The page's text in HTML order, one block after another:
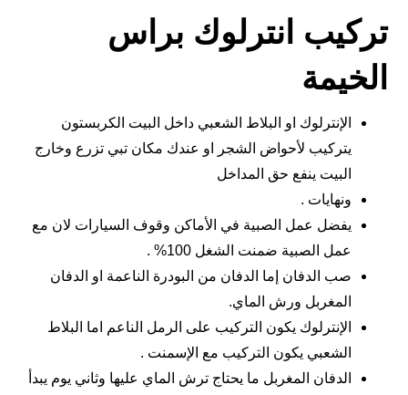
تركيب انترلوك براس
الخيمة
الإنترلوك او البلاط الشعبي داخل البيت الكربستون
يتركيب لأحواض الشجر او عندك مكان تبي تزرع وخارج
البيت ينفع حق المداخل
ونهايات .
يفضل عمل الصبية في الأماكن وقوف السيارات لان مع
عمل الصبية ضمنت الشغل 100% .
صب الدفان إما الدفان من البودرة الناعمة او الدفان
المغربل ورش الماي.
الإنترلوك يكون التركيب على الرمل الناعم اما البلاط
الشعبي يكون التركيب مع الإسمنت .
الدفان المغربل ما يحتاج ترش الماي عليها وثاني يوم يبدأ